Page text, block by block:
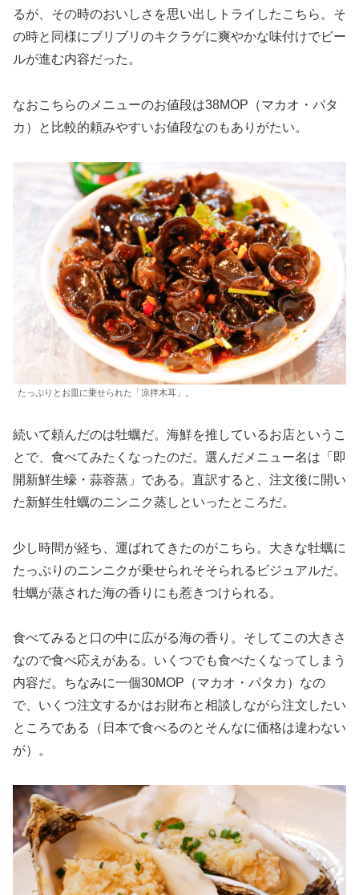
るが、その時のおいしさを思い出しトライしたこちら。そ
の時と同様にブリブリのキクラゲに爽やかな味付けでビー
ルが進む内容だった。
なおこちらのメニューのお値段は38MOP（マカオ・パタ
カ）と比較的頼みやすいお値段なのもありがたい。
たっぷりとお皿に乗せられた「凉拌木耳」。
続いて頼んだのは牡蠣だ。海鮮を推しているお店というこ
とで、食べてみたくなったのだ。選んだメニュー名は「即
開新鮮生蠔・蒜蓉蒸」である。直訳すると、注文後に開い
た新鮮生牡蠣のニンニク蒸しといったところだ。
少し時間が経ち、運ばれてきたのがこちら。大きな牡蠣に
たっぷりのニンニクが乗せられそそられるビジュアルだ。
牡蠣が蒸された海の香りにも惹きつけられる。
食べてみると口の中に広がる海の香り。そしてこの大きさ
なので食べ応えがある。いくつでも食べたくなってしまう
内容だ。ちなみに一個30MOP（マカオ・パタカ）なの
で、いくつ注文するかはお財布と相談しながら注文したい
ところである（日本で食べるのとそんなに価格は違わない
が）。